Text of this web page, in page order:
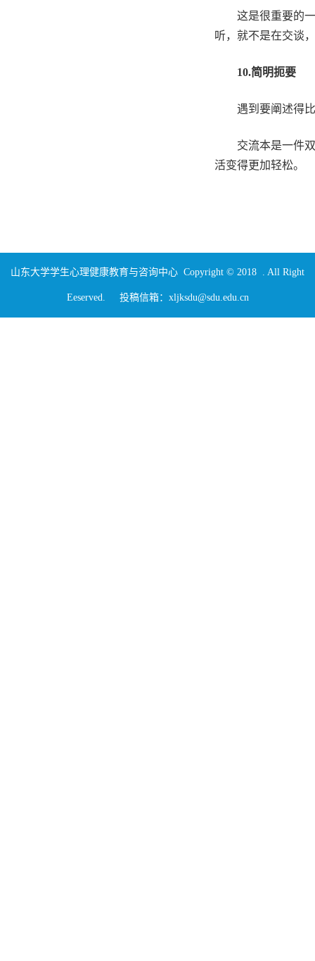
这是很重要的
听，就不是在交谈
10.简明扼要
遇到要阐述得
交流本是一件
活变得更加轻松。
山东大学学生心理健康教育与咨询中心 Copyright © 2018 . All Right
Eeserved. 投稿信箱：xljksdu@sdu.edu.cn